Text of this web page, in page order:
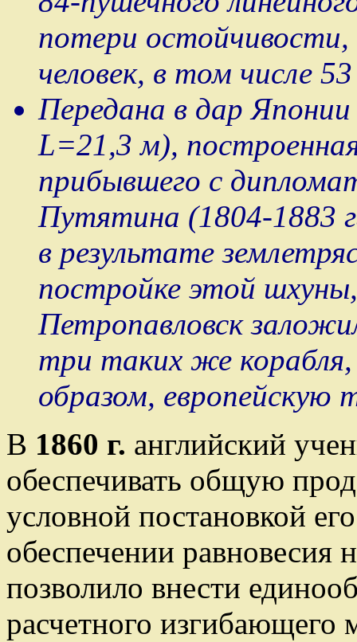
потери остойчивости,
человек, в том числе
Передана в дар
L=21,3 м),
прибывшего с
Путятина (1804-1883
в результате
постройке этой
Петропавловск
три таких же
образом, европейскую
В 1860 г. английский
обеспечивать общую
условной постановкой
обеспечении равновесия
позволило внести
расчетного изгибающего